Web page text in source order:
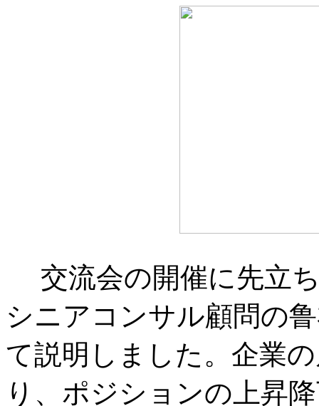
交流会の開催に先立
シニアコンサル顧問の
て説明しました。企業
り、ポジションの上昇